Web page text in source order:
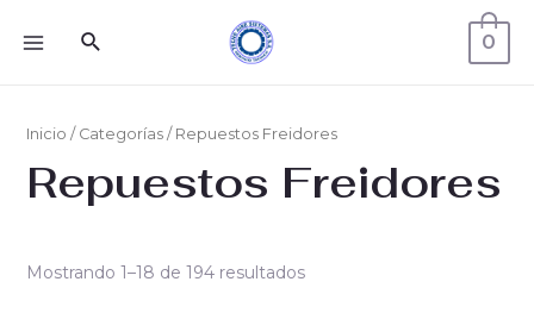
0
Inicio / Categorías/ Repuestos Freidores
Repuestos Freidores
Mostrando 1–18 de 194 resultados